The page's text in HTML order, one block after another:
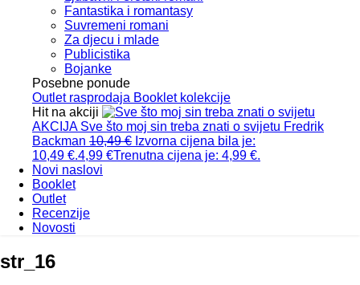
Fantastika i romantasy
Suvremeni romani
Za djecu i mlade
Publicistika
Bojanke
Posebne ponude
Outlet rasprodaja Booklet kolekcije
Hit na akciji
AKCIJA Sve što moj sin treba znati o svijetu Fredrik
Backman 10,49€ Izvorna cijena bila je:
10,49 €.4,99 €Trenutna cijena je: 4,99 €.
Novi naslovi
Booklet
Outlet
Recenzije
Novosti
str_16